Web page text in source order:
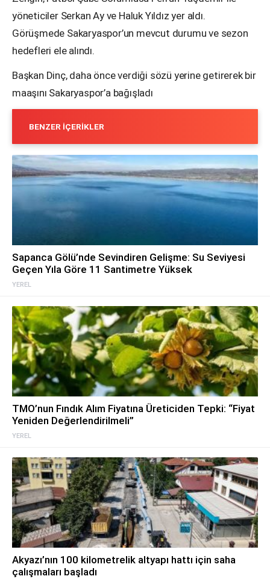
yöneticiler Serkan Ay ve Haluk Yıldız yer aldı.
Görüşmede Sakaryaspor’un mevcut durumu ve sezon
hedefleri ele alındı.
Başkan Dinç, daha önce verdiği sözü yerine getirerek bir
maaşını Sakaryaspor’a bağışladı
BENZER İÇERIKLER
YEREL
Sapanca Gölü’nde Sevindiren Gelişme: Su Seviyesi
Geçen Yıla Göre 11 Santimetre Yüksek
YEREL
TMO’nun Fındık Alım Fiyatına Üreticiden Tepki: “Fiyat
Yeniden Değerlendirilmeli”
Akyazı’nın 100 kilometrelik altyapı hattı için saha
çalışmaları başladı